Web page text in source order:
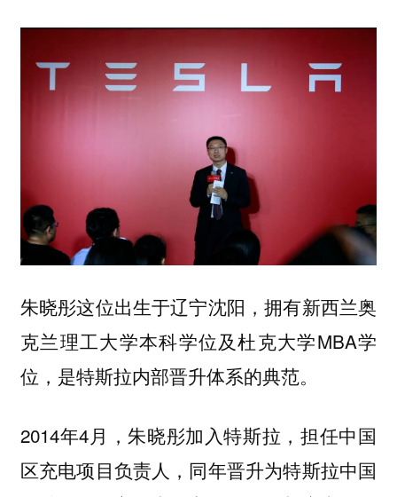
朱晓彤这位出生于辽宁沈阳，拥有新西兰奥
克兰理工大学本科学位及杜克大学MBA学
位，是特斯拉内部晋升体系的典范。
2014年4月，朱晓彤加入特斯拉，担任中国
区充电项目负责人，同年晋升为特斯拉中国